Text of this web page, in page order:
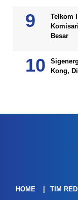
Telkom
Besar
Kong,
HOME TIM